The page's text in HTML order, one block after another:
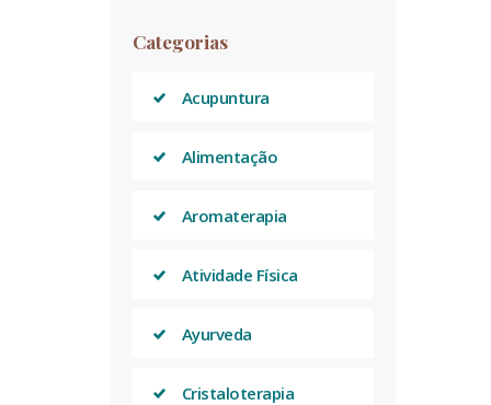
Categorias
Acupuntura
Alimentação
Aromaterapia
Atividade Física
Ayurveda
Cristaloterapia